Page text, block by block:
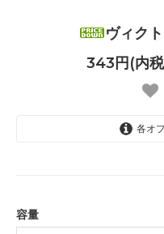
ヴィク
343円(内
各オ
容量